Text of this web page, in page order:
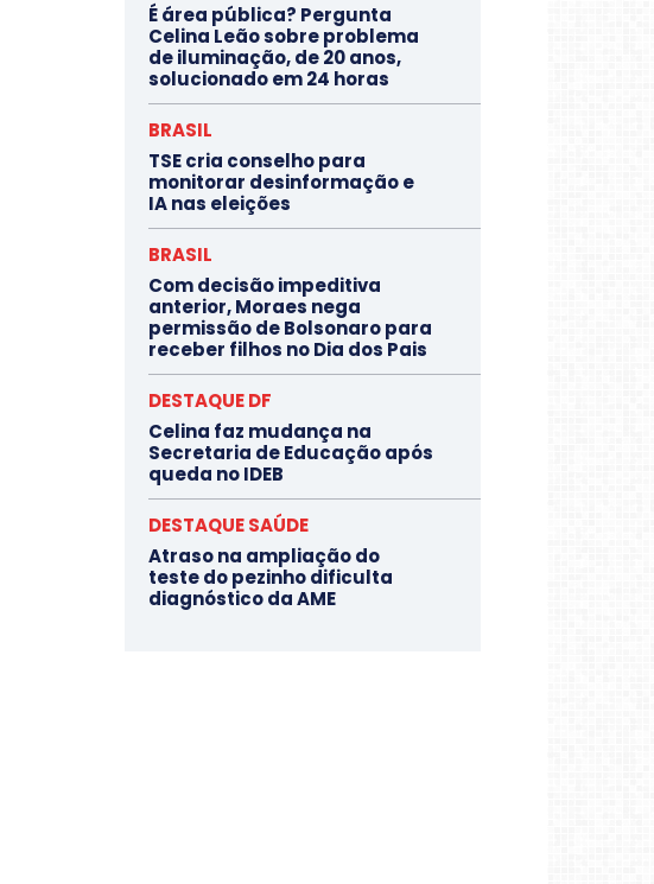
É área pública? Pergunta
Celina Leão sobre problema
de iluminação, de 20 anos,
solucionado em 24 horas
BRASIL
TSE cria conselho para
monitorar desinformação e
IA nas eleições
BRASIL
Com decisão impeditiva
anterior, Moraes nega
permissão de Bolsonaro para
receber filhos no Dia dos Pais
DESTAQUE DF
Celina faz mudança na
Secretaria de Educação após
queda no IDEB
DESTAQUE SAÚDE
Atraso na ampliação do
teste do pezinho dificulta
diagnóstico da AME